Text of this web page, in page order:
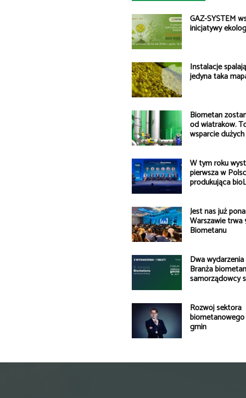
GAZ-SYSTEM
inicjatywy
Instalacje
jedyna taka
Biometan
od wiatraków.
wsparcie
W tym roku
pierwsza w
produkująca
Jest nas już
Warszawie trwa
Biometanu
Dwa
Branża
samorządowcy
Rozwój sektora
gmin